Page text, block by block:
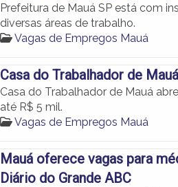
Prefeitura de Mauá SP está com
diversas áreas de trabalho.
Vagas de Empregos Mauá
Casa do Trabalhador de
Casa do Trabalhador de Mauá
até R$ 5 mil.
Vagas de Empregos Mauá
Mauá oferece vagas para
Diário do Grande ABC